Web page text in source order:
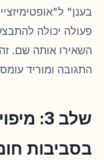
פעולה יכולה
השאירו אותה שם.
התגובה ומוריד
שלב 3:
בסביבות